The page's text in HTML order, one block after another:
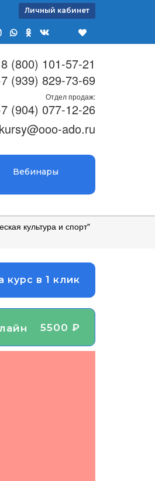
Личный кабинет
8 (800) 101-57-21
(939) 829-73-69
Отдел продаж:
(904) 077-12-26
kursy@ooo-ado.ru
Вебинары
культура и спорт"
курс в 1 клик
5500 ₽